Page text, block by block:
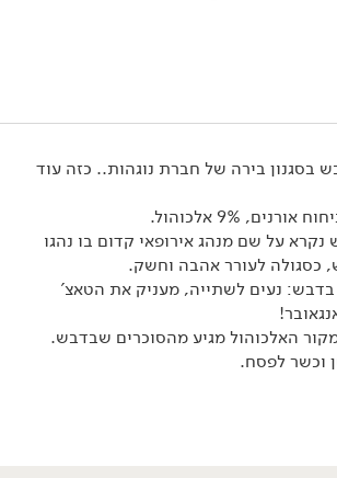
בסגנון בירה של חברת נוגהות.. כזה עוד
9% אלכוהול.
על שם מנהג אירופאי קדום בו נהגו
כסגולה לעורר אהבה וחשק.
נעים לשתייה, מעניק את הטאצ'
האלכוהול מגיע מהסוכרים שבדבש.
וכשר לפסח.